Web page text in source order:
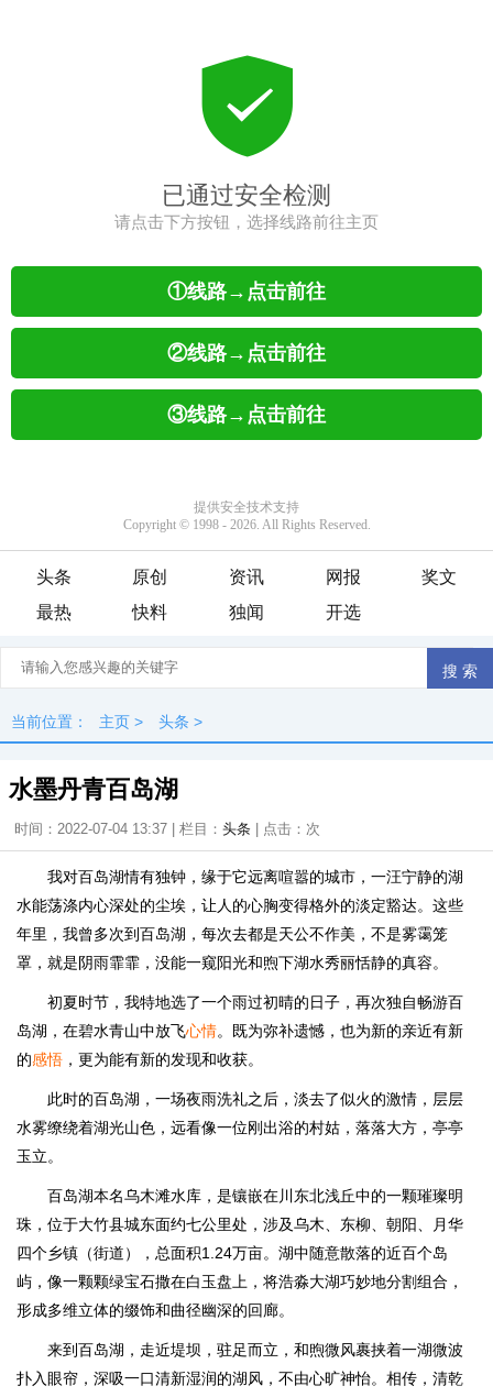
头条 原创 资讯 网报
奖文
最热
快料 独闻 开选
当前位置： 主页 > 头条 >
水墨丹青百岛湖
时间：2022-07-04 13:37 | 栏目： 头条 | 点击： 次
我对百岛湖情有独钟，缘于它远离喧嚣的城市，一汪宁静的湖
水能荡涤内心深处的尘埃，让人的心胸变得格外的淡定豁达。这些
年里，我曾多次到百岛湖，每次去都是天公不作美，不是雾霭笼
罩，就是阴雨霏霏，没能一窥阳光和煦下湖水秀丽恬静的真容。
初夏时节，我特地选了一个雨过初晴的日子，再次独自畅游百
岛湖，在碧水青山中放飞心情。既为弥补遗憾，也为新的亲近有新
的感悟 ，更为能有新的发现和收获。
此时的百岛湖，一场夜雨洗礼之后，淡去了似火的激情，层层
水雾缭绕着湖光山色，远看像一位刚出浴的村姑，落落大方，亭亭
玉立。
百岛湖本名乌木滩水库，是镶嵌在川东北浅丘中的一颗璀璨明
珠，位于大竹县城东面约七公里处，涉及乌木、东柳、朝阳、月华
四个乡镇（街道），总面积1.24万亩。湖中随意散落的近百个岛
屿，像一颗颗绿宝石撒在白玉盘上，将浩淼大湖巧妙地分割组合，
形成多维立体的缀饰和曲径幽深的回廊。
来到百岛湖，走近堤坝，驻足而立，和煦微风裹挟着一湖微波
扑入眼帘，深吸一口清新湿润的湖风，不由心旷神怡。相传，清乾